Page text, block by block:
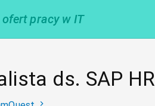
pracy w IT
ds. SAP HR